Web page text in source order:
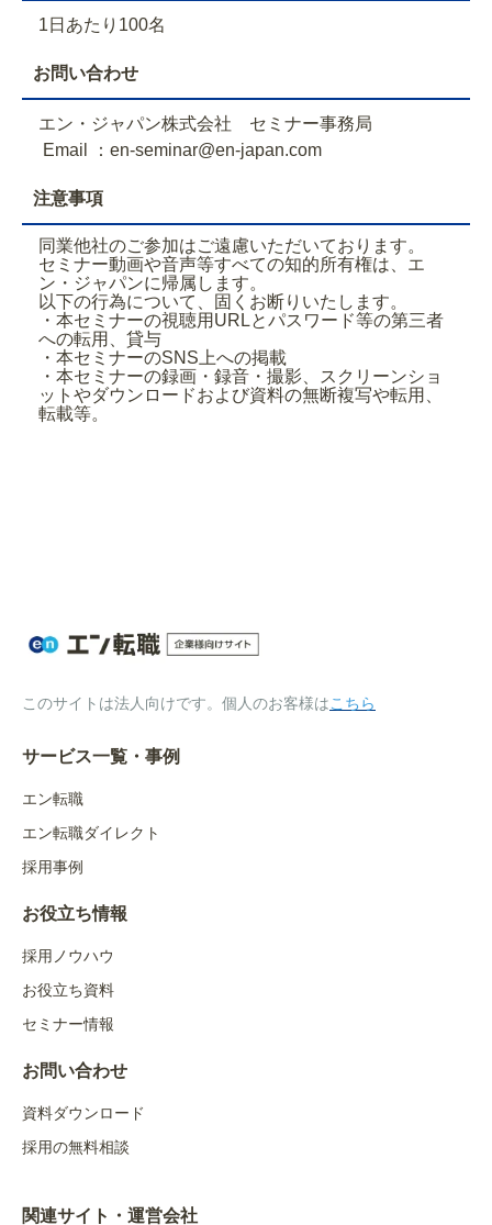
1日あたり100名
お問い合わせ
エン・ジャパン株式会社 セミナー事務局
Email ：en-seminar@en-japan.com
注意事項
同業他社のご参加はご遠慮いただいております。
セミナー動画や音声等すべての知的所有権は、エ
ン・ジャパンに帰属します。
以下の行為について、固くお断りいたします。
・本セミナーの視聴用URLとパスワード等の第三者
への転用、貸与
・本セミナーのSNS上への掲載
・本セミナーの録画・録音・撮影、スクリーンショ
ットやダウンロードおよび資料の無断複写や転用、
転載等。
このサイトは法人向けです。個人のお客様はこちら
サービス一覧・事例
エン転職
エン転職ダイレクト
採用事例
お役立ち情報
採用ノウハウ
お役立ち資料
セミナー情報
お問い合わせ
資料ダウンロード
採用の無料相談
関連サイト・運営会社